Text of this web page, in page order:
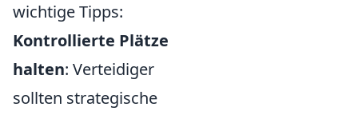
wichtige Tipps:
Kontrollierte Plätze
halten: Verteidiger
sollten strategische